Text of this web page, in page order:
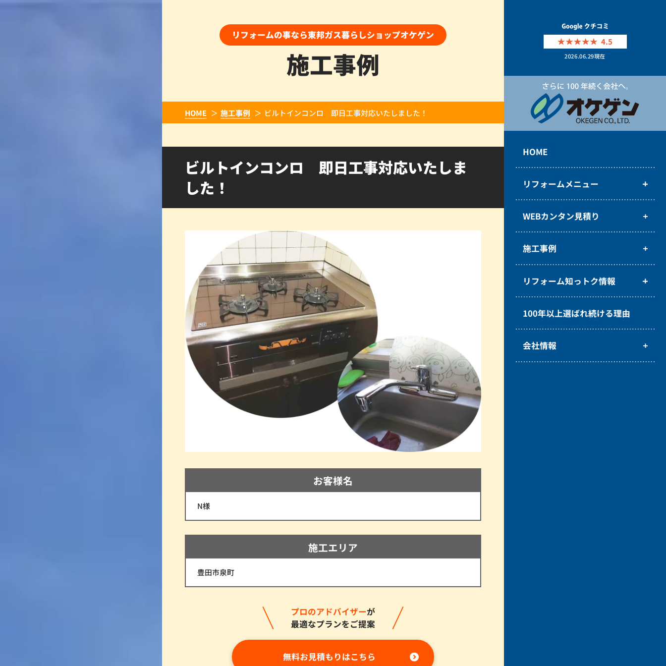
4.5
2026.06.29現在
HOME
リフォームメニュー
WEBカンタン見積り
施工事例
リフォーム知っトク情報
100年以上選ばれ続ける理由
会社情報
リフォームの事なら東邦ガス暮らしショップオケゲン
施工事例
HOME 施工事例 ビルトインコンロ 即日工事対応いたしました！
ビルトインコンロ 即日工事対応いたしま
した！
お客様名
N様
施工エリア
豊田市泉町
プロのアドバイザーが
最適なプランをご提案
無料お見積もりはこちら